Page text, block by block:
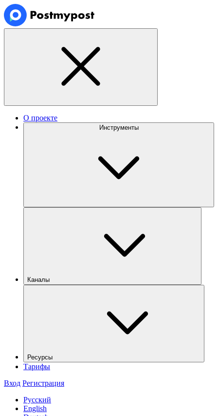
О проекте
Инструменты
Каналы
Ресурсы
Тарифы
Вход Регистрация
Русский
English